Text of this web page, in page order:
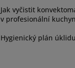
Jak vyčistit
v profesionální
Hygienický plán